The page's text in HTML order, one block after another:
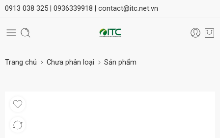
0913 038 325 | 0936339918 | contact@itc.net.vn
Trang chủ Chưa phân loại Sản phẩm